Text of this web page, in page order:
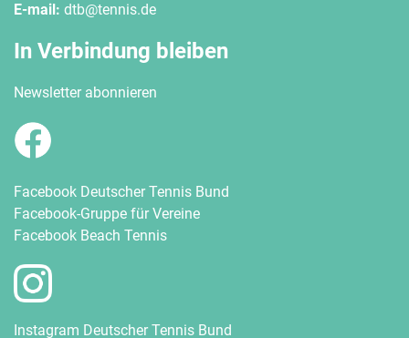
E-mail: dtb@tennis.de
In Verbindung bleiben
Newsletter abonnieren
Facebook Deutscher Tennis Bund
Facebook-Gruppe für Vereine
Facebook Beach Tennis
Instagram Deutscher Tennis Bund